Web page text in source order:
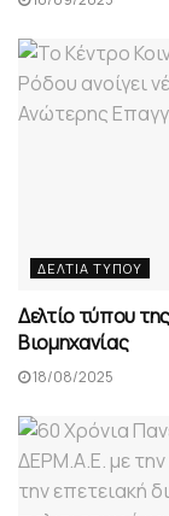
ΔΕΛΤΊΑ ΤΎΠΟΥ
Δελτίο τύπου
Βιομηχανίας
18/08/2025